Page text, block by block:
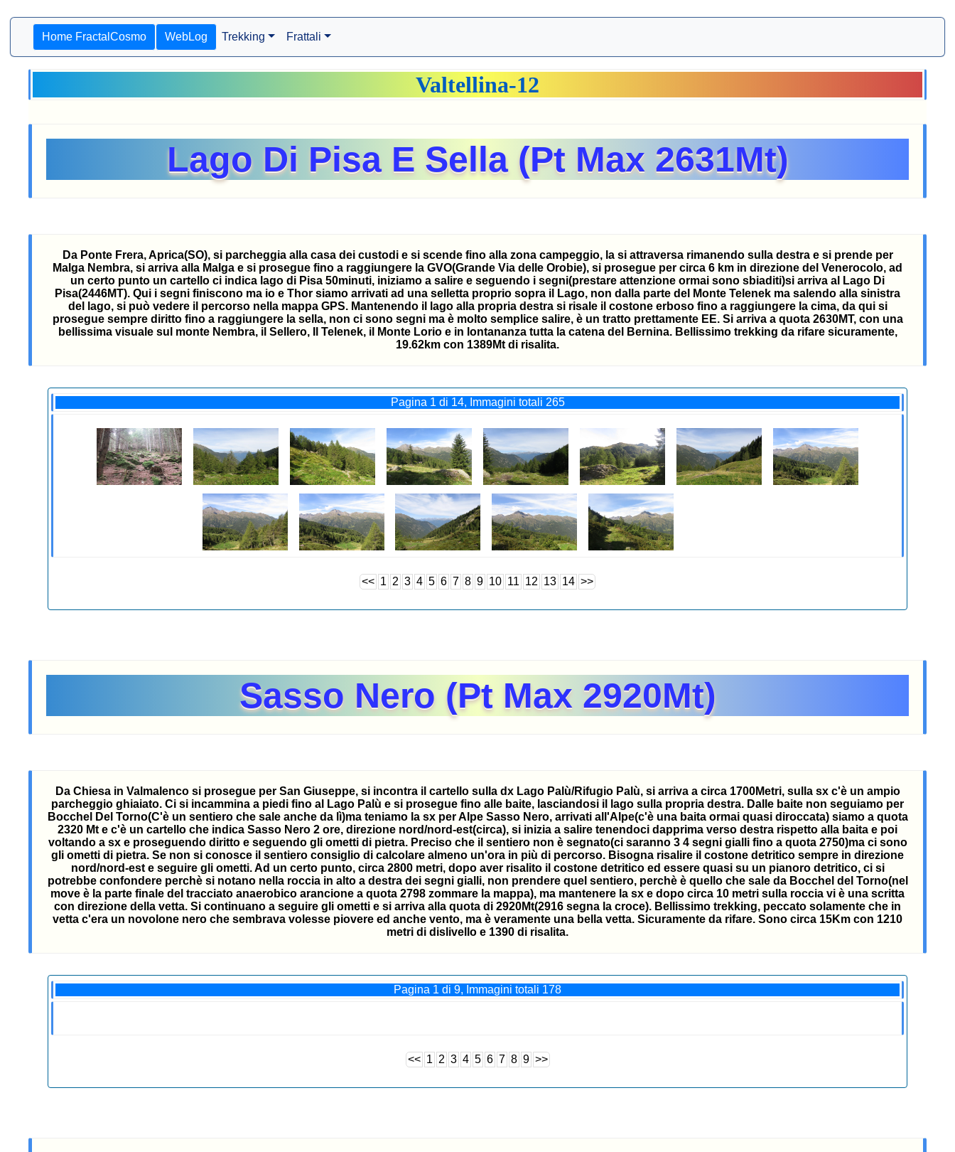
Home FractalCosmo WebLog Trekking Frattali
Valtellina-12
Lago Di Pisa E Sella (Pt Max 2631Mt)
Da Ponte Frera, Aprica(SO), si parcheggia alla casa dei custodi e si scende fino alla zona campeggio, la si attraversa rimanendo sulla destra e si prende per
Malga Nembra, si arriva alla Malga e si prosegue fino a raggiungere la GVO(Grande Via delle Orobie), si prosegue per circa 6 km in direzione del Venerocolo, ad
un certo punto un cartello ci indica lago di Pisa 50minuti, iniziamo a salire e seguendo i segni(prestare attenzione ormai sono sbiaditi)si arriva al Lago Di
Pisa(2446MT). Qui i segni finiscono ma io e Thor siamo arrivati ad una selletta proprio sopra il Lago, non dalla parte del Monte Telenek ma salendo alla sinistra
del lago, si può vedere il percorso nella mappa GPS. Mantenendo il lago alla propria destra si risale il costone erboso fino a raggiungere la cima, da qui si
prosegue sempre diritto fino a raggiungere la sella, non ci sono segni ma è molto semplice salire, è un tratto prettamente EE. Si arriva a quota 2630MT, con una
bellissima visuale sul monte Nembra, il Sellero, Il Telenek, il Monte Lorio e in lontananza tutta la catena del Bernina. Bellissimo trekking da rifare sicuramente,
19.62km con 1389Mt di risalita.
Pagina 1 di 14, Immagini totali 265
<< 1 2 3 4 5 6 7 8 9 10 11 12 13 14 >>
Sasso Nero (Pt Max 2920Mt)
Da Chiesa in Valmalenco si prosegue per San Giuseppe, si incontra il cartello sulla dx Lago Palù/Rifugio Palù, si arriva a circa 1700Metri, sulla sx c'è un ampio
parcheggio ghiaiato. Ci si incammina a piedi fino al Lago Palù e si prosegue fino alle baite, lasciandosi il lago sulla propria destra. Dalle baite non seguiamo per
Bocchel Del Torno(C'è un sentiero che sale anche da lì)ma teniamo la sx per Alpe Sasso Nero, arrivati all'Alpe(c'è una baita ormai quasi diroccata) siamo a quota
2320 Mt e c'è un cartello che indica Sasso Nero 2 ore, direzione nord/nord-est(circa), si inizia a salire tenendoci dapprima verso destra rispetto alla baita e poi
voltando a sx e proseguendo diritto e seguendo gli ometti di pietra. Preciso che il sentiero non è segnato(ci saranno 3 4 segni gialli fino a quota 2750)ma ci sono
gli ometti di pietra. Se non si conosce il sentiero consiglio di calcolare almeno un'ora in più di percorso. Bisogna risalire il costone detritico sempre in direzione
nord/nord-est e seguire gli ometti. Ad un certo punto, circa 2800 metri, dopo aver risalito il costone detritico ed essere quasi su un pianoro detritico, ci si
potrebbe confondere perchè si notano nella roccia in alto a destra dei segni gialli, non prendere quel sentiero, perchè è quello che sale da Bocchel del Torno(nel
move è la parte finale del tracciato anaerobico arancione a quota 2798 zommare la mappa), ma mantenere la sx e dopo circa 10 metri sulla roccia vi è una scritta
con direzione della vetta. Si continuano a seguire gli ometti e si arriva alla quota di 2920Mt(2916 segna la croce). Bellissimo trekking, peccato solamente che in
vetta c'era un novolone nero che sembrava volesse piovere ed anche vento, ma è veramente una bella vetta. Sicuramente da rifare. Sono circa 15Km con 1210
metri di dislivello e 1390 di risalita.
Pagina 1 di 9, Immagini totali 178
<< 1 2 3 4 5 6 7 8 9 >>